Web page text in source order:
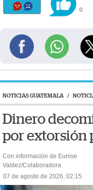
0
NOTICIAS GUATEMALA /
Dinero
por extorsión
Con información de Eunise
Valdez/Colaboradora
07 de agosto de 2026, 02:15